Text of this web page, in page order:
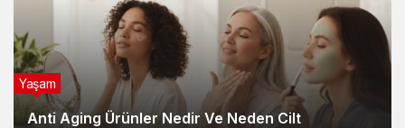
Anti Aging Ürünler Nedir Ve Neden Cilt
Yaşam